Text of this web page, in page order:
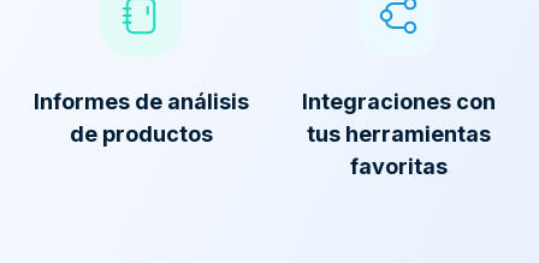
Informes de análisis
de productos
Integraciones con
tus herramientas
favoritas